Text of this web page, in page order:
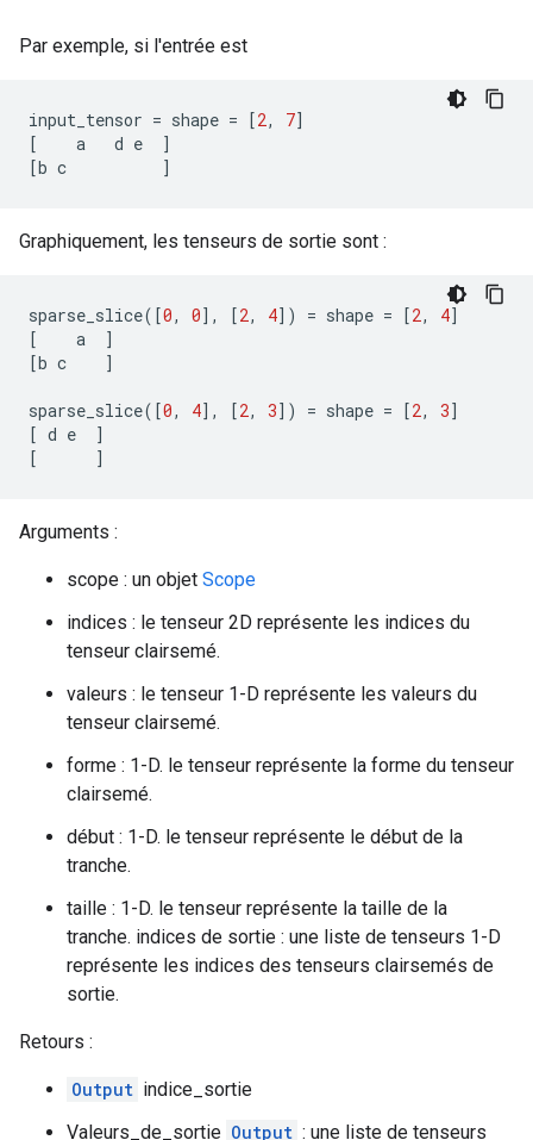
Par exemple, si l'entrée est
input_tensor = shape = [2, 7]
[
a d e
]
[b c ]
Graphiquement, les tenseurs de sortie sont :
sparse_slice([0, 0], [2, 4]) = shape = [2, 4]
[
a
]
[b c ]
sparse_slice([0, 4], [2, 3]) = shape = [2, 3]
[ d e
]
[
]
Arguments :
scope : un objet Scope
indices : le tenseur 2D représente les indices du
tenseur clairsemé.
valeurs : le tenseur 1-D représente les valeurs du
tenseur clairsemé.
forme : 1-D. le tenseur représente la forme du tenseur
clairsemé.
début : 1-D. le tenseur représente le début de la
tranche.
taille : 1-D. le tenseur représente la taille de la
tranche. indices de sortie : une liste de tenseurs 1-D
représente les indices des tenseurs clairsemés de
sortie.
Retours :
Output indice_sortie
Valeurs_de_sortie Output : une liste de tenseurs